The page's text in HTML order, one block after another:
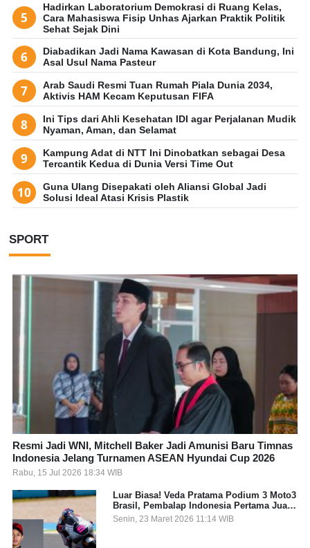
Hadirkan Laboratorium Demokrasi di Ruang Kelas,
Cara Mahasiswa Fisip Unhas Ajarkan Praktik Politik
Sehat Sejak Dini
Diabadikan Jadi Nama Kawasan di Kota Bandung, Ini
Asal Usul Nama Pasteur
Arab Saudi Resmi Tuan Rumah Piala Dunia 2034,
Aktivis HAM Kecam Keputusan FIFA
Ini Tips dari Ahli Kesehatan IDI agar Perjalanan Mudik
Nyaman, Aman, dan Selamat
Kampung Adat di NTT Ini Dinobatkan sebagai Desa
Tercantik Kedua di Dunia Versi Time Out
Guna Ulang Disepakati oleh Aliansi Global Jadi
Solusi Ideal Atasi Krisis Plastik
SPORT
Resmi Jadi WNI, Mitchell Baker Jadi Amunisi Baru Timnas
Indonesia Jelang Turnamen ASEAN Hyundai Cup 2026
Rabu, 15 Jul 2026 18:34 WIB
Luar Biasa! Veda Pratama Podium 3 Moto3
Brasil, Pembalap Indonesia Pertama Juara
Grand Prix
Senin, 23 Maret 2026 11:14 WIB